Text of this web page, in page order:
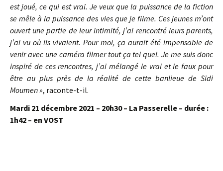
est joué, ce qui est vrai. Je veux que la puissance de la fiction
se mêle à la puissance des vies que je filme. Ces jeunes m’ont
ouvert une partie de leur intimité, j’ai rencontré leurs parents,
j’ai vu où ils vivaient. Pour moi, ça aurait été impensable de
venir avec une caméra filmer tout ça tel quel. Je me suis donc
inspiré de ces rencontres, j’ai mélangé le vrai et le faux pour
être au plus près de la réalité de cette banlieue de Sidi
Moumen », raconte-t-il.
Mardi 21 décembre 2021 – 20h30 – La Passerelle – durée :
1h42 – en VOST